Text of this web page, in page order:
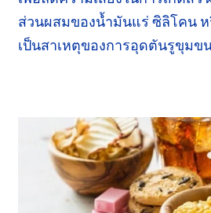
ส่วนผสมของน้ำมันแร่ ซิลิโคน
เป็นสาเหตุของการอุดตันรูขุมข